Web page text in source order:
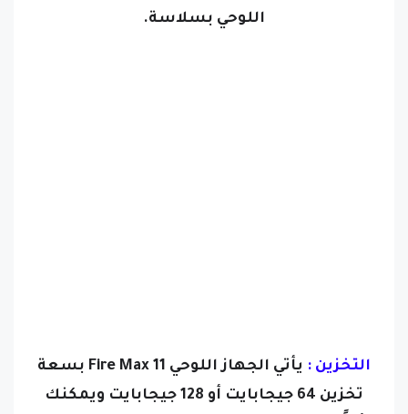
اللوحي بسلاسة.
التخزين :
يأتي الجهاز اللوحي Fire Max 11 بسعة
تخزين 64 جيجابايت أو 128 جيجابايت ويمكنك